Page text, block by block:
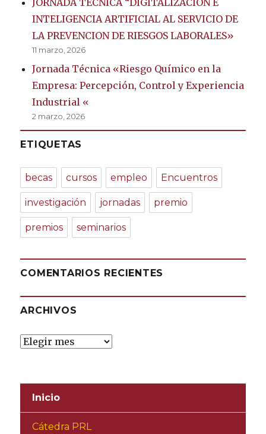
INTELIGENCIA ARTIFICIAL AL SERVICIO DE
LA PREVENCION DE RIESGOS LABORALES»
11 marzo, 2026
Jornada Técnica «Riesgo Químico en la
Empresa: Percepción, Control y Experiencia
Industrial «
2 marzo, 2026
ETIQUETAS
becas cursos empleo Encuentros
investigación jornadas premio
premios seminarios
COMENTARIOS RECIENTES
ARCHIVOS
Archivos
Inicio
Cátedra PRL